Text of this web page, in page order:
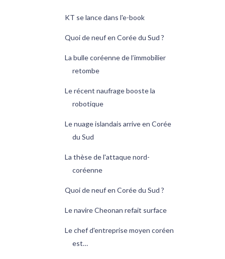
KT se lance dans l'e-book
Quoi de neuf en Corée du Sud ?
La bulle coréenne de l’immobilier
retombe
Le récent naufrage booste la
robotique
Le nuage islandais arrive en Corée
du Sud
La thèse de l'attaque nord-
coréenne
Quoi de neuf en Corée du Sud ?
Le navire Cheonan refait surface
Le chef d'entreprise moyen coréen
est…